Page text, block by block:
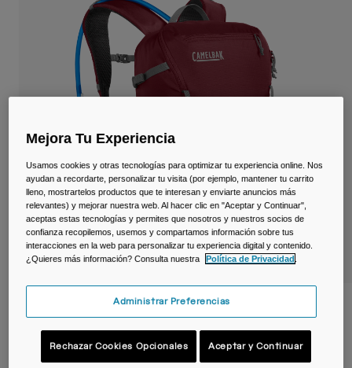
Botellas
Tazas y Vasos
Bolsas Bici
Bolsas Hidratación
Accessorios
Ver todo
Viajar y estilo de vida
Mochila de hidratación Cloud Walker™
18 L con depósito Crux® 2,5 L
Mejora Tu Experiencia
Usamos cookies y otras tecnologías para optimizar tu experiencia online. Nos
ayudan a recordarte, personalizar tu visita (por ejemplo, mantener tu carrito
lleno, mostrartelos productos que te interesan y enviarte anuncios más
relevantes) y mejorar nuestra web. Al hacer clic en "Aceptar y Continuar",
aceptas estas tecnologías y permites que nosotros y nuestros socios de
confianza recopilemos, usemos y compartamos información sobre tus
interacciones en la web para personalizar tu experiencia digital y contenido.
¿Quieres más información? Consulta nuestra
Política de Privacidad
Administrar Preferencias
Rechazar Cookies Opcionales Aceptar y Continuar